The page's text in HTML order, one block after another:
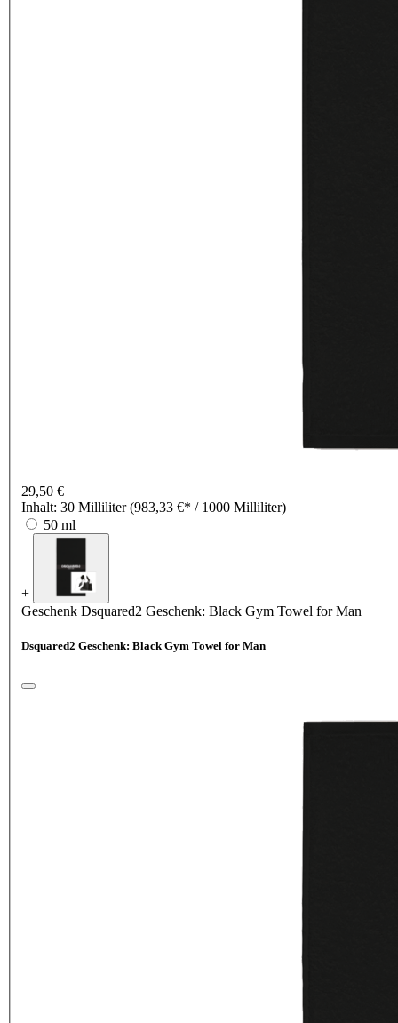
29,50 €
Inhalt: 30 Milliliter(983,33 €* / 1000 Milliliter)
50 ml
+
Geschenk Dsquared2 Geschenk: Black Gym Towel for Man
Dsquared2 Geschenk: Black Gym Towel for Man